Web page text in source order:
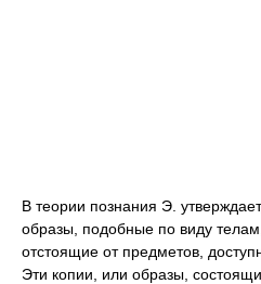
В теории познания Э.
образы, подобные по виду
отстоящие от предметов,
Эти копии, или образы,